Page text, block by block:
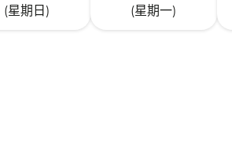
(星期日)
(星期一)